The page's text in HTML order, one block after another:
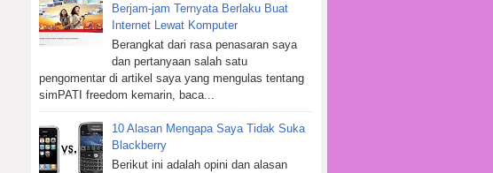
Berjam-jam Ternyata Berlaku Buat
Internet Lewat Komputer
Berangkat dari rasa penasaran saya
dan pertanyaan salah satu
pengomentar di artikel saya yang mengulas tentang
simPATI freedom kemarin, baca...
10 Alasan Mengapa Saya Tidak Suka
Blackberry
Berikut ini adalah opini dan alasan